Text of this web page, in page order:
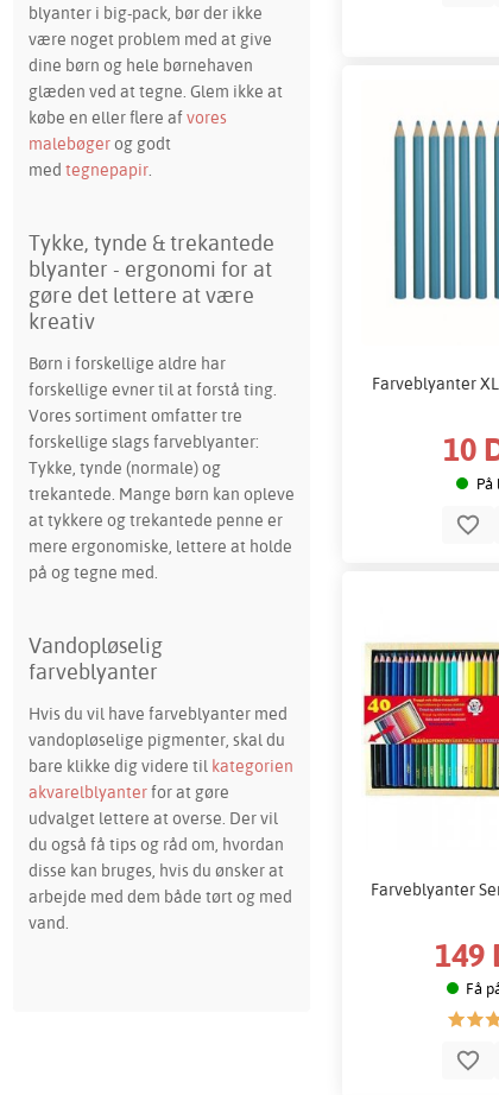
blyanter i big-pack, bør der ikke
være noget problem med at give
dine børn og hele børnehaven
glæden ved at tegne. Glem ikke at
købe en eller flere afvores
malebøgerog godt
med tegnepapir.
Tykke, tynde & trekantede
blyanter - ergonomi for at
gøre det lettere at være
kreativ
Børn i forskellige aldre har
forskellige evner til at forstå ting.
Vores sortiment omfatter tre
forskellige slags farveblyanter:
Tykke, tynde (normale) og
trekantede. Mange børn kan opleve
at tykkere og trekantede penne er
mere ergonomiske, lettere at holde
på og tegne med.
Vandopløselig
farveblyanter
Hvis du vil have farveblyanter med
vandopløselige pigmenter, skal du
bare klikke dig videre til kategorien
akvarelblyanterfor at gøre
udvalget lettere at overse. Der vil
du også få tips og råd om, hvordan
disse kan bruges, hvis du ønsker at
arbejde med dem både tørt og med
vand.
Farveblyanter
10
På
Farveblyanter
149
Få